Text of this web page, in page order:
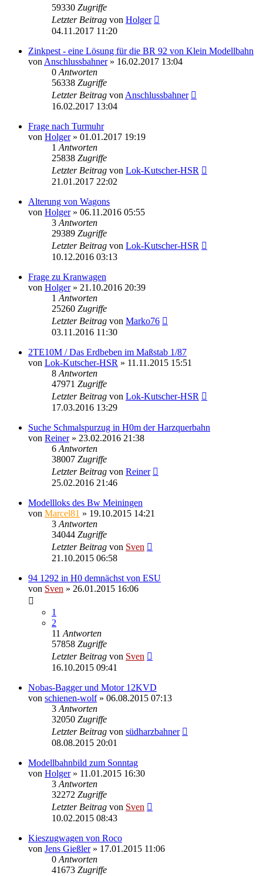
59330 Zugriffe
Letzter Beitrag von Holger
04.11.2017 11:20
Zinkpest - eine Lösung für die BR 92 von Klein Modellbahn
von Anschlussbahner» 16.02.2017 13:04
0 Antworten
56338 Zugriffe
Letzter Beitrag von Anschlussbahner
16.02.2017 13:04
Frage nach Turmuhr
von Holger» 01.01.2017 19:19
1 Antworten
25838 Zugriffe
Letzter Beitrag von Lok-Kutscher-HSR
21.01.2017 22:02
Alterung von Wagons
von Holger» 06.11.2016 05:55
3 Antworten
29389 Zugriffe
Letzter Beitrag von Lok-Kutscher-HSR
10.12.2016 03:13
Frage zu Kranwagen
von Holger» 21.10.2016 20:39
1 Antworten
25260 Zugriffe
Letzter Beitrag von Marko76
03.11.2016 11:30
2TE10M / Das Erdbeben im Maßstab 1/87
von Lok-Kutscher-HSR » 11.11.2015 15:51
8 Antworten
47971 Zugriffe
Letzter Beitrag von Lok-Kutscher-HSR
17.03.2016 13:29
Suche Schmalspurzug in H0m der Harzquerbahn
von Reiner» 23.02.2016 21:38
6 Antworten
38007 Zugriffe
Letzter Beitrag von Reiner
25.02.2016 21:46
Modellloks des Bw Meiningen
von Marcel81 » 19.10.2015 14:21
3 Antworten
34044 Zugriffe
Letzter Beitrag von Sven
21.10.2015 06:58
94 1292 in H0 demnächst von ESU
von Sven » 26.01.2015 16:06
1
2
11 Antworten
57858 Zugriffe
Letzter Beitrag von Sven
16.10.2015 09:41
Nobas-Bagger und Motor 12KVD
von schienen-wolf» 06.08.2015 07:13
3 Antworten
32050 Zugriffe
Letzter Beitrag von südharzbahner
08.08.2015 20:01
Modellbahnbild zum Sonntag
von Holger» 11.01.2015 16:30
3 Antworten
32272 Zugriffe
Letzter Beitrag von Sven
10.02.2015 08:43
Kieszugwagen von Roco
von Jens Gießler» 17.01.2015 11:06
0 Antworten
41673 Zugriffe